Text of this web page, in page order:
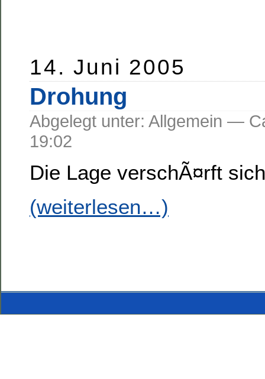
14. Juni 2005
Drohung
Abgelegt unter: Allgemein —
19:02
Die Lage verschÃ¤rft
(weiterlesen…)